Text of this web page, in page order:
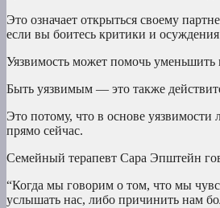
Это означает открыться своему
если вы боитесь критики и осуждения
Уязвимость может помочь уменьшить
Быть уязвимым — это также
Это потому, что в основе
прямо сейчас.
Семейный терапевт Сара Эпштейн
“Когда мы говорим о том, что мы
услышать нас, либо причинить нам